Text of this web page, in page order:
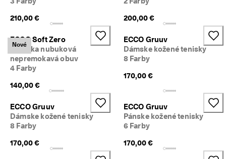
210,00 €
200,00 €
Nové
ECCO Soft Zero
Dámska nubuková
nepremokavá obuv
4 Farby
140,00 €
ECCO Gruuv
Dámske kožené tenisky
8 Farby
170,00 €
ECCO Gruuv
Dámske kožené tenisky
8 Farby
170,00 €
ECCO Gruuv
Pánske kožené tenisky
6 Farby
170,00 €